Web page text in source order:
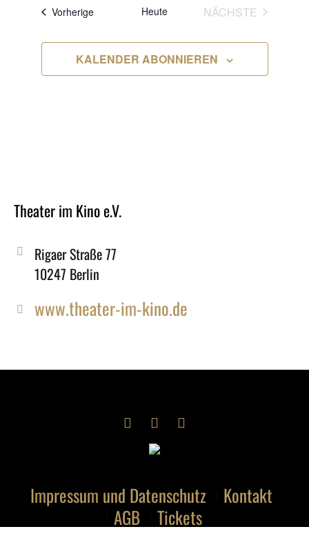
VorherigeVeranstaltungen
Heute NÄCHSTE
KALENDER ABONNIEREN
Theater im Kino e.V.
Rigaer Straße 77
10247 Berlin
www.theater-im-kino.de
Impressum und Datenschutz
Kontakt
AGB
Tickets